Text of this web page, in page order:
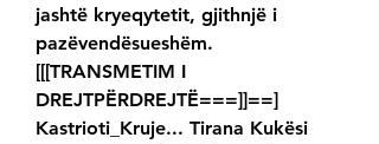
jashtë kryeqytetit, gjithnjë i
pazëvendësueshëm.
[[[TRANSMETIM I
DREJTPËRDREJTË===]]==]
Kastrioti_Kruje... Tirana Kukësi